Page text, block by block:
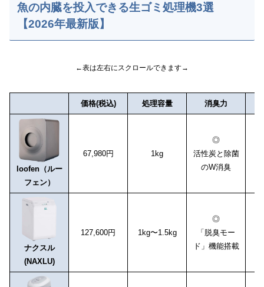
魚の内臓を投入できる生ゴミ処理機3選
【2026年最新版】
←表は左右にスクロールできます→
価格(税込) 処理容量 消臭力
loofen（ルー
フェン）
67,980円 1kg
◎
活性炭と除菌
のW消臭
ナクスル
(NAXLU)
127,600円 1kg〜1.5kg
◎
「脱臭モー
ド」機能搭載